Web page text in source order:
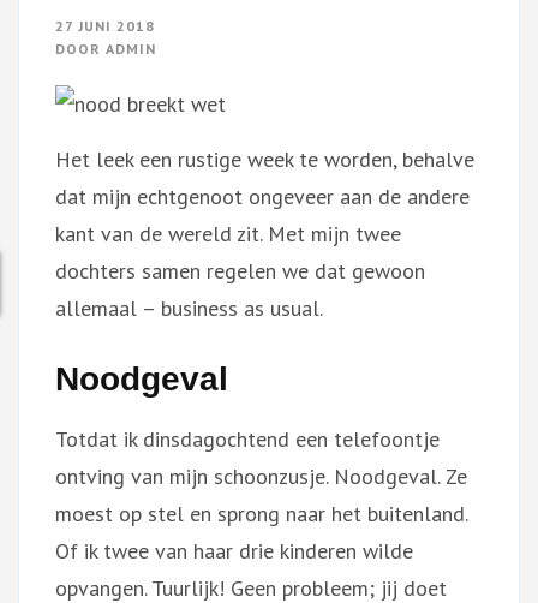
27 JUNI 2018
DOOR ADMIN
Het leek een rustige week te worden, behalve
dat mijn echtgenoot ongeveer aan de andere
kant van de wereld zit. Met mijn twee
dochters samen regelen we dat gewoon
allemaal – business as usual.
Noodgeval
Totdat ik dinsdagochtend een telefoontje
ontving van mijn schoonzusje. Noodgeval. Ze
moest op stel en sprong naar het buitenland.
Of ik twee van haar drie kinderen wilde
opvangen. Tuurlijk! Geen probleem; jij doet